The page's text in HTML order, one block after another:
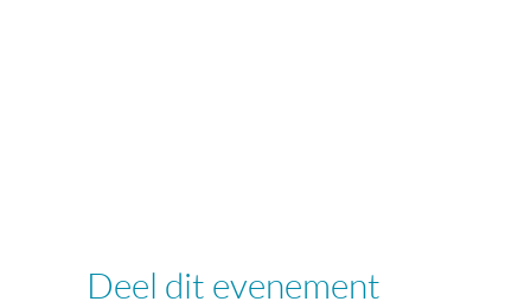
Deel dit evenement